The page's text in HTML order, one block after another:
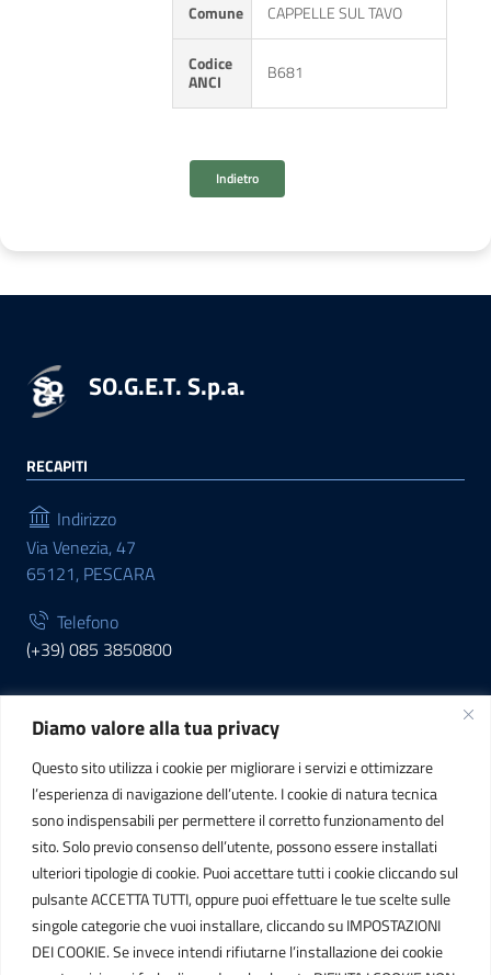
Diamo valore alla tua privacy
Questo sito utilizza i cookie per migliorare i servizi e ottimizzare
l’esperienza di navigazione dell’utente. I cookie di natura tecnica
sono indispensabili per permettere il corretto funzionamento del
sito. Solo previo consenso dell’utente, possono essere installati
ulteriori tipologie di cookie. Puoi accettare tutti i cookie cliccando sul
pulsante ACCETTA TUTTI, oppure puoi effettuare le tue scelte sulle
singole categorie che vuoi installare, cliccando su IMPOSTAZIONI
DEI COOKIE. Se invece intendi rifiutarne l’installazione dei cookie
Comune CAPPELLE SUL TAVO
Codice
ANCI B681
Indietro
SO.G.E.T. S.p.a.
RECAPITI
Indirizzo
Via Venezia, 47
65121, PESCARA
Telefono
(+39) 085 3850800
INFORMAZIONI
C.F. / P.IVA
IT01807790686
POSTA ELETTRONICA
PEC